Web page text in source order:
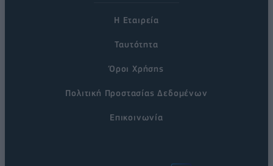
Η Εταιρεία
Ταυτότητα
Όροι Χρήσης
Πολιτική Προστασίας Δεδομένων
Επικοινωνία